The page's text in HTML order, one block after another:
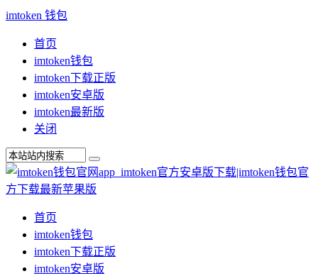
imtoken 钱包
首页
imtoken钱包
imtoken下载正版
imtoken安卓版
imtoken最新版
关闭
首页
imtoken钱包
imtoken下载正版
imtoken安卓版